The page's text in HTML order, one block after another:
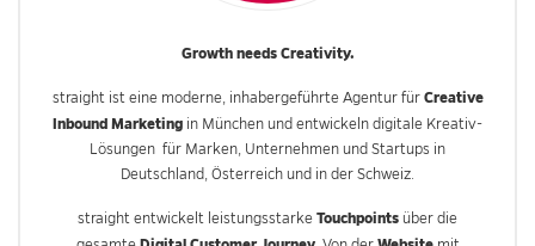
Growth needs Creativity.
straight ist eine moderne, inhabergeführte Agentur für Creative
Inbound Marketing in München und entwickeln digitale Kreativ-
Lösungen für Marken, Unternehmen und Startups in
Deutschland, Österreich und in der Schweiz.
straight entwickelt leistungsstarke Touchpoints über die